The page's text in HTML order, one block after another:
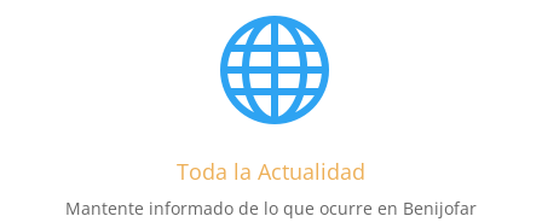

Toda la Actualidad
Mantente informado de lo que ocurre en Benijofar